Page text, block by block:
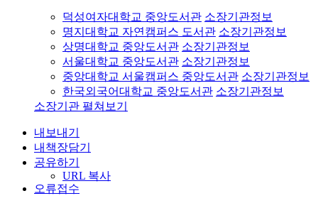
덕성여자대학교 중앙도서관 소장기관정보
명지대학교 자연캠퍼스 도서관 소장기관정보
상명대학교 중앙도서관 소장기관정보
서울대학교 중앙도서관 소장기관정보
중앙대학교 서울캠퍼스 중앙도서관 소장기관정보
한국외국어대학교 중앙도서관 소장기관정보
소장기관 펼쳐보기
내보내기
내책장담기
공유하기
URL 복사
오류접수